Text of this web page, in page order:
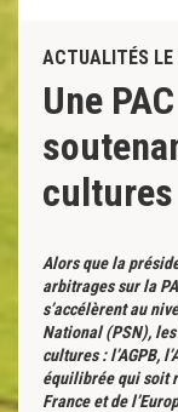
ACTUALITÉS LE
Une
cultures
Alors que la
arbitrages sur la
s’accélèrent au
National (PSN),
cultures : l’AGPB,
équilibrée qui soit
France et de